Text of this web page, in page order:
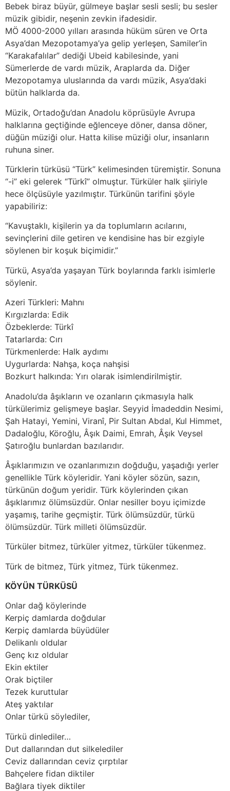
Bebek biraz büyür, gülmeye başlar sesli sesli; bu sesler
müzik gibidir, neşenin zevkin ifadesidir.
MÖ 4000-2000 yılları arasında hüküm süren ve Orta
Asya’dan Mezopotamya’ya gelip yerleşen, Samiler’in
“Karakafalılar” dediği Ubeid kabilesinde, yani
Sümerlerde de vardı müzik, Araplarda da. Diğer
Mezopotamya uluslarında da vardı müzik, Asya’daki
bütün halklarda da.
Müzik, Ortadoğu’dan Anadolu köprüsüyle Avrupa
halklarına geçtiğinde eğlenceye döner, dansa döner,
düğün müziği olur. Hatta kilise müziği olur, insanların
ruhuna siner.
Türklerin türküsü “Türk” kelimesinden türemiştir. Sonuna
“-i” eki gelerek “Türkî” olmuştur. Türküler halk şiiriyle
hece ölçüsüyle yazılmıştır. Türkünün tarifini şöyle
yapabiliriz:
“Kavuştaklı, kişilerin ya da toplumların acılarını,
sevinçlerini dile getiren ve kendisine has bir ezgiyle
söylenen bir koşuk biçimidir.”
Türkü, Asya’da yaşayan Türk boylarında farklı isimlerle
söylenir.
Azeri Türkleri: Mahnı
Kırgızlarda: Edik
Özbeklerde: Türkî
Tatarlarda: Cırı
Türkmenlerde: Halk aydımı
Uygurlarda: Nahşa, koça nahşisi
Bozkurt halkında: Yırı olarak isimlendirilmiştir.
Anadolu’da âşıkların ve ozanların çıkmasıyla halk
türkülerimiz gelişmeye başlar. Seyyid İmadeddin Nesimi,
Şah Hatayi, Yemini, Viranî, Pir Sultan Abdal, Kul Himmet,
Dadaloğlu, Köroğlu, Âşık Daimi, Emrah, Âşık Veysel
Şatıroğlu bunlardan bazılarıdır.
Âşıklarımızın ve ozanlarımızın doğduğu, yaşadığı yerler
genellikle Türk köyleridir. Yani köyler sözün, sazın,
türkünün doğum yeridir. Türk köylerinden çıkan
âşıklarımız ölümsüzdür. Onlar nesiller boyu içimizde
yaşamış, tarihe geçmiştir. Türk ölümsüzdür, türkü
ölümsüzdür. Türk milleti ölümsüzdür.
Türküler bitmez, türküler yitmez, türküler tükenmez.
Türk de bitmez, Türk yitmez, Türk tükenmez.
KÖYÜN TÜRKÜSÜ
Onlar dağ köylerinde
Kerpiç damlarda doğdular
Kerpiç damlarda büyüdüler
Delikanlı oldular
Genç kız oldular
Ekin ektiler
Orak biçtiler
Tezek kuruttular
Ateş yaktılar
Onlar türkü söylediler,
Türkü dinlediler…
Dut dallarından dut silkelediler
Ceviz dallarından ceviz çırptılar
Bahçelere fidan diktiler
Bağlara tiyek diktiler